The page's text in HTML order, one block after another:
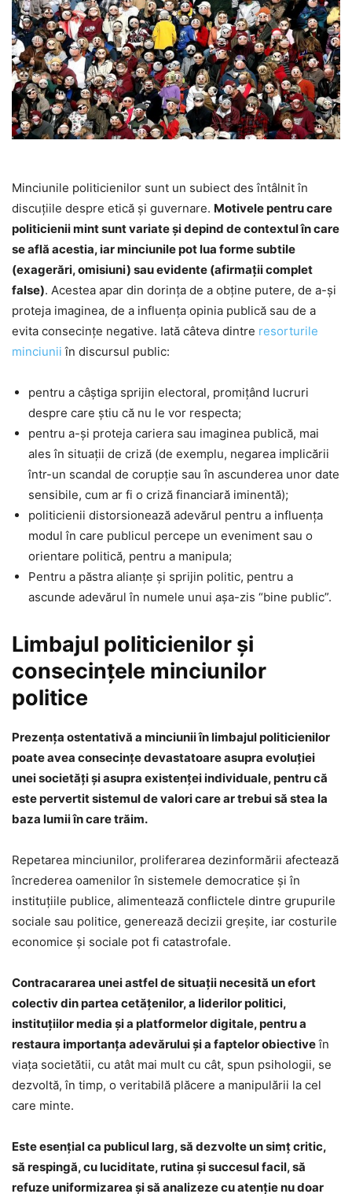
Minciunile politicienilor sunt un subiect des întâlnit în
discuțiile despre etică și guvernare. Motivele pentru care
politicienii mint sunt variate și depind de contextul în care
se află acestia, iar minciunile pot lua forme subtile
(exagerări, omisiuni) sau evidente (afirmații complet
false). Acestea apar din dorința de a obține putere, de a-și
proteja imaginea, de a influența opinia publică sau de a
evita consecințe negative. Iată câteva dintre resorturile
minciunii în discursul public:
pentru a câștiga sprijin electoral, promiţând lucruri
despre care ştiu că nu le vor respecta;
pentru a-și proteja cariera sau imaginea publică, mai
ales în situații de criză (de exemplu, negarea implicării
într-un scandal de corupție sau în ascunderea unor date
sensibile, cum ar fi o criză financiară iminentă);
politicienii distorsionează adevărul pentru a influența
modul în care publicul percepe un eveniment sau o
orientare politică, pentru a manipula;
Pentru a păstra alianțe și sprijin politic, pentru a
ascunde adevărul în numele unui aşa-zis “bine public”.
Limbajul politicienilor şi
consecințele minciunilor
politice
Prezența ostentativă a minciunii în limbajul politicienilor
poate avea consecinţe devastatoare asupra evoluţiei
unei societăţi şi asupra existenţei individuale, pentru că
este pervertit sistemul de valori care ar trebui să stea la
baza lumii în care trăim.
Repetarea minciunilor, proliferarea dezinformării afectează
încrederea oamenilor în sistemele democratice și în
instituțiile publice, alimentează conflictele dintre grupurile
sociale sau politice, generează decizii greşite, iar costurile
economice şi sociale pot fi catastrofale.
Contracararea unei astfel de situaţii necesită un efort
colectiv din partea cetățenilor, a liderilor politici,
instituțiilor media și a platformelor digitale, pentru a
restaura importanța adevărului și a faptelor obiectiveîn
viața societătii, cu atât mai mult cu cât, spun psihologii, se
dezvoltă, în timp, o veritabilă plăcere a manipulării la cel
care minte.
Este esențial ca publicul larg, să dezvolte un simț critic,
să respingă, cu luciditate, rutina şi succesul facil, să
refuze uniformizarea și să analizeze cu atenție nu doar